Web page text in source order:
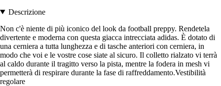
Descrizione
Non c'è niente di più iconico del look da football preppy. Rendetela
divertente e moderna con questa giacca intrecciata adidas. È dotato di
una cerniera a tutta lunghezza e di tasche anteriori con cerniera, in
modo che voi e le vostre cose siate al sicuro. Il colletto rialzato vi terrà
al caldo durante il tragitto verso la pista, mentre la fodera in mesh vi
permetterà di respirare durante la fase di raffreddamento.Vestibilità
regolare